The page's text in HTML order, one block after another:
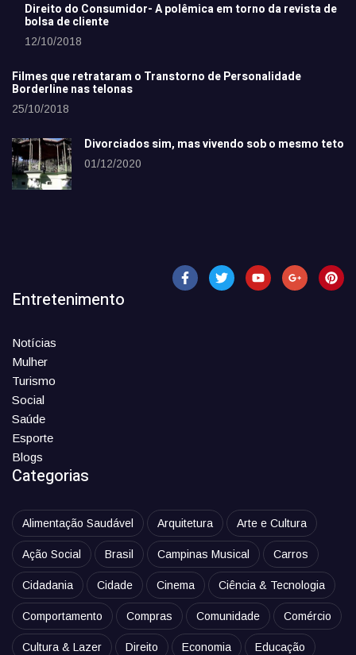
Direito do Consumidor- A polêmica em torno da revista de
bolsa de cliente
12/10/2018
Filmes que retrataram o Transtorno de Personalidade
Borderline nas telonas
25/10/2018
Divorciados sim, mas vivendo sob o mesmo teto
01/12/2020
Entretenimento
Notícias
Mulher
Turismo
Social
Saúde
Esporte
Blogs
Categorias
Alimentação Saudável Arquitetura Arte e Cultura
Ação Social Brasil Campinas Musical Carros
Cidadania Cidade Cinema Ciência & Tecnologia
Comportamento Compras Comunidade Comércio
Cultura & Lazer Direito Economia Educação